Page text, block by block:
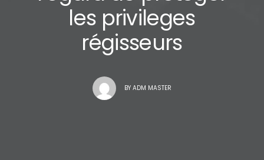
les privileges
régisseurs
BY ADM MASTER